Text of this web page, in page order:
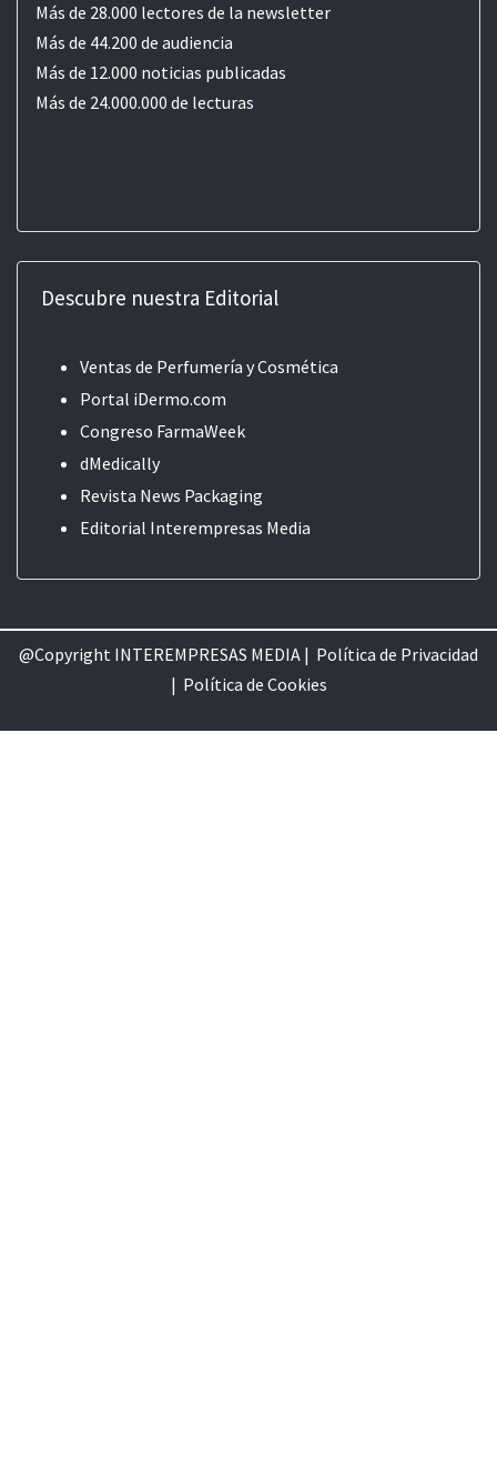
Más de 28.000 lectores de la newsletter
Más de 44.200 de audiencia
Más de 12.000 noticias publicadas
Más de 24.000.000 de lecturas
Descubre nuestra Editorial
Ventas de Perfumería y Cosmética
Portal iDermo.com
Congreso FarmaWeek
dMedically
Revista News Packaging
Editorial Interempresas Media
@Copyright INTEREMPRESAS MEDIA | Política de Privacidad
| Política de Cookies